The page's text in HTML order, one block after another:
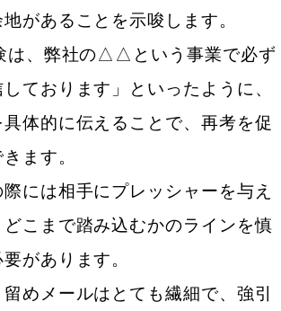
があることを示唆します。
は、弊社の△△という事業で必ず
ております」といったように、
体的に伝えることで、再考を促
ます。
には相手にプレッシャーを与え
こまで踏み込むかのラインを慎
があります。
めメールはとても繊細で、強引